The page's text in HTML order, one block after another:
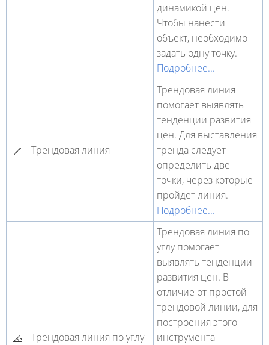
динамикой цен.
Чтобы нанести
объект, необходимо
задать одну точку.
Подробнее...
Трендовая линия
Трендовая линия
помогает выявлять
тенденции развития
цен. Для выставления
тренда следует
определить две
точки, через которые
пройдет линия.
Подробнее...
Трендовая линия по углу
Трендовая линия по
углу помогает
выявлять тенденции
развития цен. В
отличие от простой
трендовой линии, для
построения этого
инструмента